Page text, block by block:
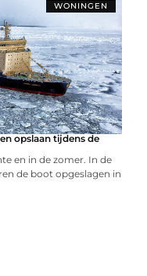
WONINGEN
opslaan tijdens de
en in de zomer. In de
de boot opgeslagen in